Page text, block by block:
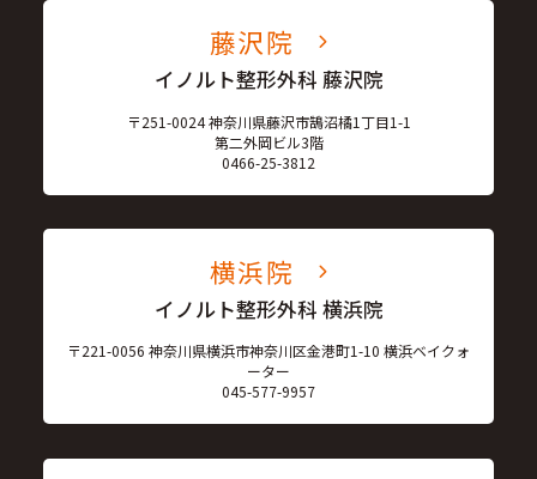
藤沢院
イノルト整形外科 藤沢院
〒251-0024 神奈川県藤沢市鵠沼橘1丁目1-1
第二外岡ビル3階
0466-25-3812
横浜院
イノルト整形外科 横浜院
〒221-0056 神奈川県横浜市神奈川区金港町1-10 横浜ベイクォ
ーター
045-577-9957